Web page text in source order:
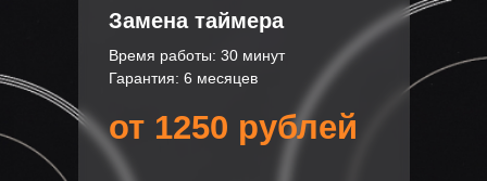
Замена таймера
Время работы: 30 минут
Гарантия: 6 месяцев
от 1250 рублей